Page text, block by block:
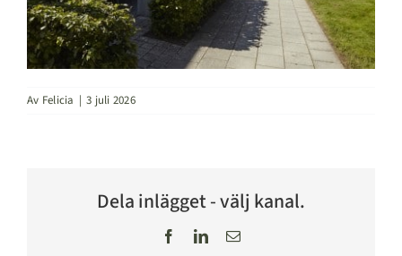
Av Felicia | 3 juli 2026
Dela inlägget - välj kanal.
FacebookLinkedIn
E-